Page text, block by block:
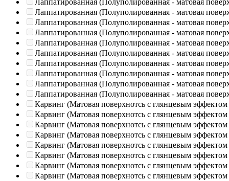
Лаппатированная (Полуполированная - матовая
Лаппатированная (Полуполированная - матовая
Лаппатированная (Полуполированная - матовая
Лаппатированная (Полуполированная - матовая
Лаппатированная (Полуполированная - матовая
Лаппатированная (Полуполированная - матовая
Лаппатированная (Полуполированная - матовая
Лаппатированная (Полуполированная - матовая
Лаппатированная (Полуполированная - матовая
Лаппатированная (Полуполированная - матовая
Карвинг (Матовая поверхнотсь с глянцевым эффектом
Карвинг (Матовая поверхнотсь с глянцевым эффектом
Карвинг (Матовая поверхнотсь с глянцевым эффектом
Карвинг (Матовая поверхнотсь с глянцевым эффектом
Карвинг (Матовая поверхнотсь с глянцевым эффектом
Карвинг (Матовая поверхнотсь с глянцевым эффектом
Карвинг (Матовая поверхнотсь с глянцевым эффектом
Карвинг (Матовая поверхнотсь с глянцевым эффектом